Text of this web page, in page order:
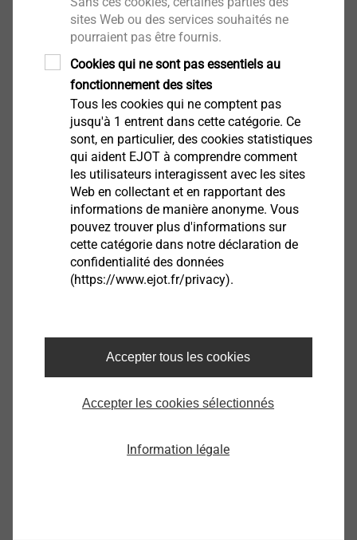
®FLEX Shaft
The use of the EJOT FLEX Shaft allows to shift the
adjustment over a long access path. This is feasible
sites Web ou des services souhaités ne
pourraient pas être fournis.
Cookies qui ne sont pas essentiels au
fonctionnement des sites
Tous les cookies qui ne comptent pas
jusqu'à 1 entrent dans cette catégorie. Ce
sont, en particulier, des cookies statistiques
qui aident EJOT à comprendre comment
les utilisateurs interagissent avec les sites
Web en collectant et en rapportant des
informations de manière anonyme. Vous
pouvez trouver plus d'informations sur
cette catégorie dans notre déclaration de
confidentialité des données
(https://www.ejot.fr/privacy).
Accepter tous les cookies
Accepter les cookies sélectionnés
Information légale